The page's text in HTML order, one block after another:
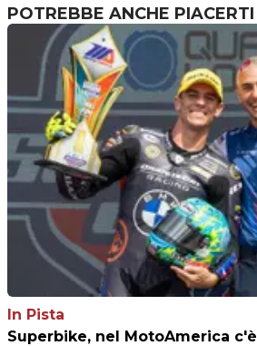
POTREBBE ANCHE PIACERTI
In Pista
Superbike, nel MotoAmerica